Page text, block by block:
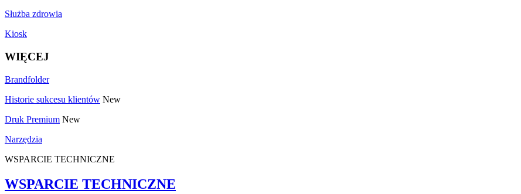
Służba zdrowia
Kiosk
WIĘCEJ
Brandfolder
Historie sukcesu klientów New
Druk Premium New
Narzędzia
WSPARCIE TECHNICZNE
WSPARCIE TECHNICZNE